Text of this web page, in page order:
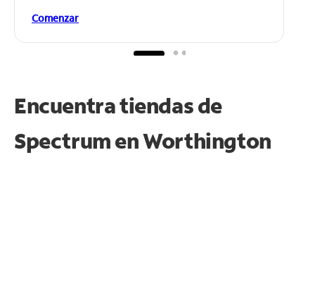
Comenzar
Encuentra tiendas de
Spectrum enWorthington